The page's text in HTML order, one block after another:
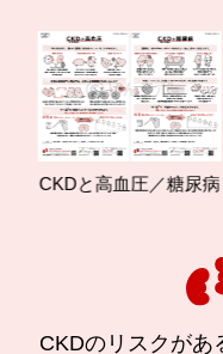
CKDと高血圧／糖尿病
CKDのリスクがあ